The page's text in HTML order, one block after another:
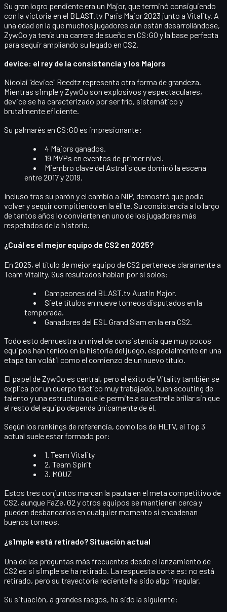
Su gran logro pendiente era un Major, que terminó consiguiendo
con la victoria en el BLAST.tv Paris Major 2023 junto a Vitality. A
una edad en la que muchos jugadores aún están desarrollándose,
ZywOo ya tenía una carrera de sueño en CS:GO y la base perfecta
para seguir ampliando su legado en CS2.
device: el rey de la consistencia y los Majors
Nicolai "device" Reedtz representa otra forma de grandeza.
Mientras s1mple y ZywOo son explosivos y espectaculares,
device se ha caracterizado por ser frío, sistemático y
brutalmente eficiente.
Su palmarés en CS:GO es impresionante:
4 Majors ganados.
19 MVPs en eventos de primer nivel.
Miembro clave del Astralis que dominó la escena
entre 2017 y 2019.
Incluso tras su parón y el cambio a NIP, demostró que podía
volver y seguir compitiendo en la élite. Su consistencia a lo largo
de tantos años lo convierten en uno de los jugadores más
respetados de la historia.
¿Cuál es el mejor equipo de CS2 en 2025?
En 2025, el título demejor equipo de CS2 pertenece claramente a
Team Vitality. Sus resultados hablan por sí solos:
Campeones del BLAST.tv Austin Major.
Siete títulos en nueve torneos disputados en la
temporada.
Ganadores del ESL Grand Slam en la era CS2.
Todo esto demuestra un nivel deconsistencia que muy pocos
equipos han tenido en la historia del juego, especialmente en una
etapa tan volátil como el comienzo de un nuevo título.
El papel de ZywOo es central, pero el éxito de Vitality también se
explica por un cuerpo táctico muy trabajado, buen scouting de
talento y una estructura que le permite a su estrella brillar sin que
el resto del equipo dependa únicamente de él.
Según los rankings de referencia, como los de HLTV, el Top 3
actual suele estar formado por:
1. Team Vitality
2. Team Spirit
3. MOUZ
Estos tres conjuntos marcan la pauta en el meta competitivo de
CS2, aunque FaZe, G2 y otros equipos se mantienen cerca y
pueden desbancarlos en cualquier momento si encadenan
buenos torneos.
¿s1mple está retirado? Situación actual
Una de las preguntas más frecuentes desde el lanzamiento de
CS2 es si s1mple se ha retirado. La respuesta corta es: no está
retirado, pero su trayectoria reciente ha sido algo irregular.
Su situación, a grandes rasgos, ha sido la siguiente: